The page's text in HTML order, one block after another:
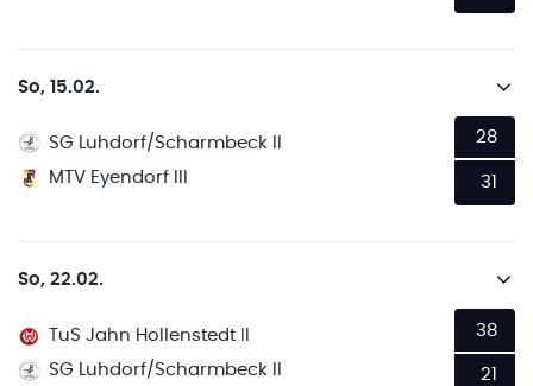
So, 15.02.
SG Luhdorf/Scharmbeck II
MTV Eyendorf III
28
31
So, 22.02.
TuS Jahn Hollenstedt II
SG Luhdorf/Scharmbeck II
38
21